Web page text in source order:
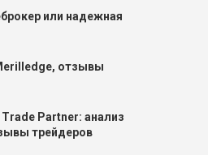
или надежная
отзывы
Partner: анализ
трейдеров